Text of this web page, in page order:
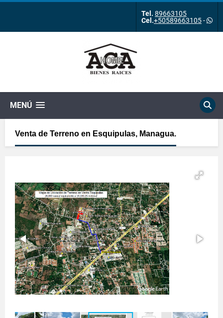
Tel. 89663105
Cel.+50589663105-
MENÚ
Venta de Terreno en Esquipulas, Managua.